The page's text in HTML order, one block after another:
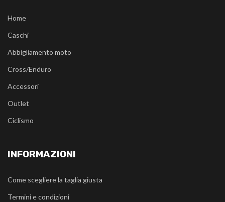
Home
Caschi
Abbigliamento moto
Cross/Enduro
Accessori
Outlet
Ciclismo
INFORMAZIONI
Come scegliere la taglia giusta
Termini e condizioni